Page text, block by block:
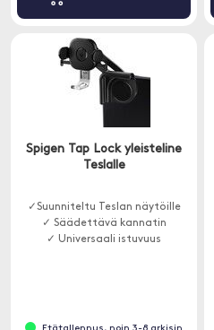
Spigen Tap Lock yleisteline
Teslalle
✓Suunniteltu Teslan näytöille
✓ Säädettävä kannatin
✓ Universaali istuvuus